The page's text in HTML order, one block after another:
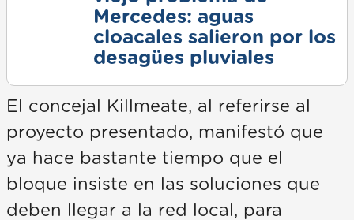
Mercedes: aguas
cloacales salieron por los
desagües pluviales
El concejal Killmeate, al referirse al
proyecto presentado, manifestó que
ya hace bastante tiempo que el
bloque insiste en las soluciones que
deben llegar a la red local, para